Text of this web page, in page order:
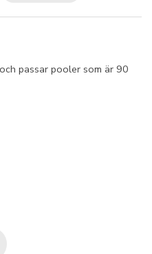
passar pooler som är 90